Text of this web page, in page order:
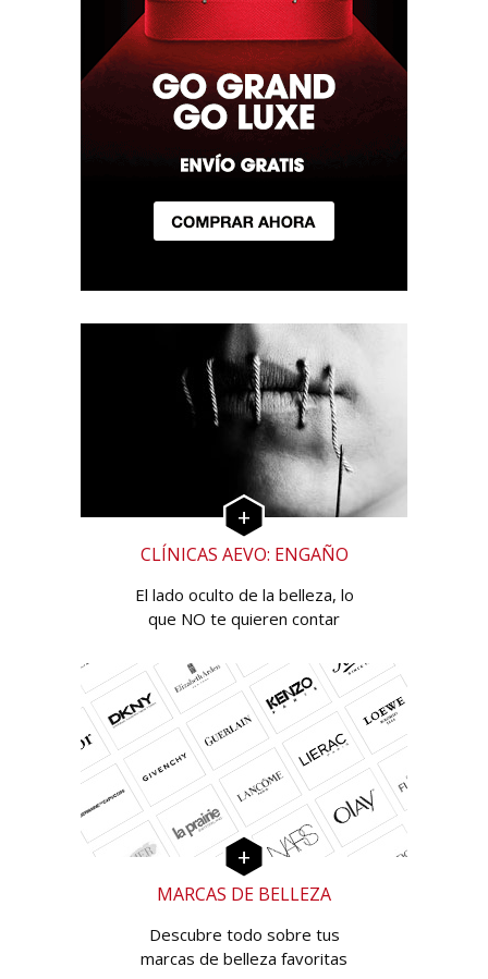
CLÍNICAS AEVO: ENGAÑO
El lado oculto de la belleza, lo
que NO te quieren contar
MARCAS DE BELLEZA
Descubre todo sobre tus
marcas de belleza favoritas